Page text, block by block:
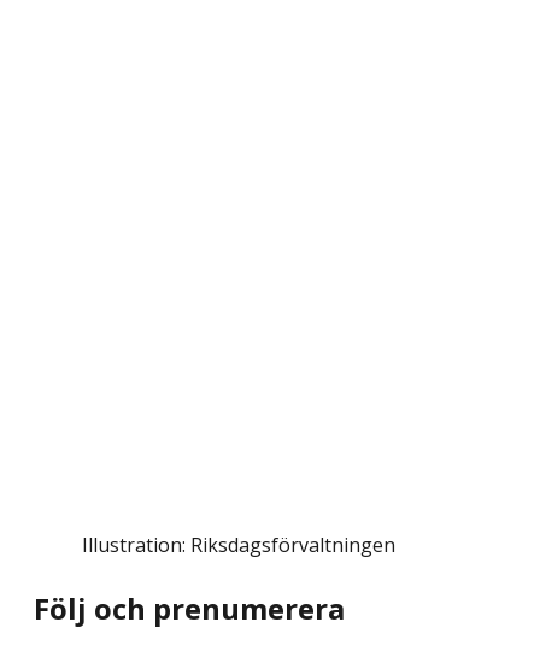
Illustration: Riksdagsförvaltningen
Följ och prenumerera